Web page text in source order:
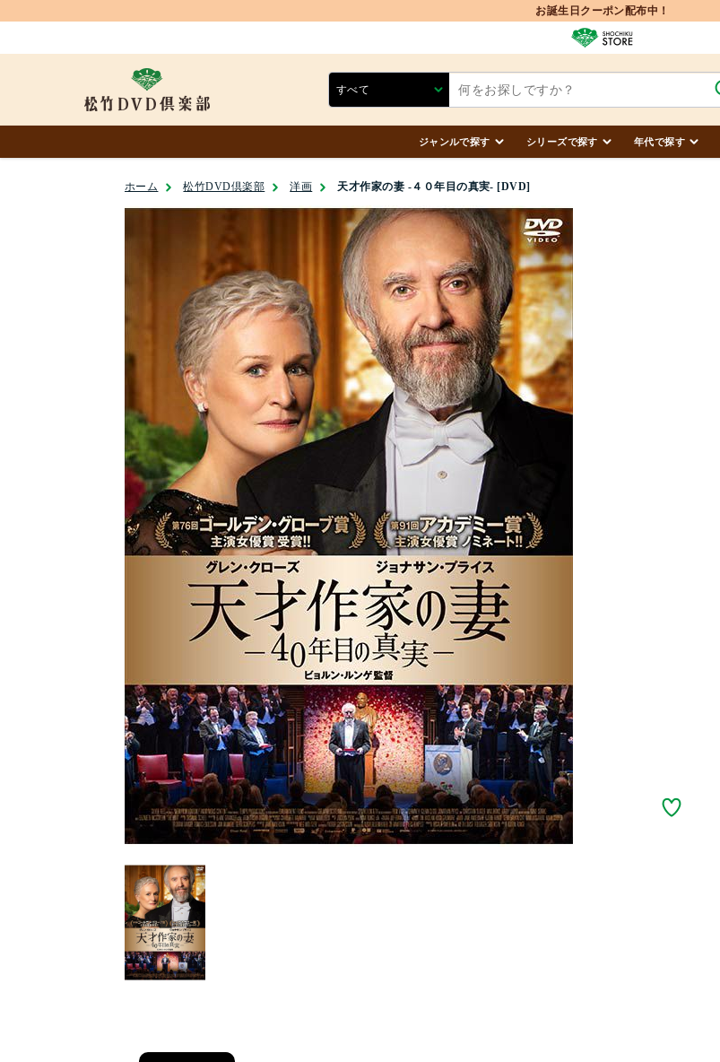
ジャンルで探す シリーズで探す 年代で探す
ホーム 松竹DVD倶楽部 洋画 天才作家の妻 -４０年目の真実- [DVD]